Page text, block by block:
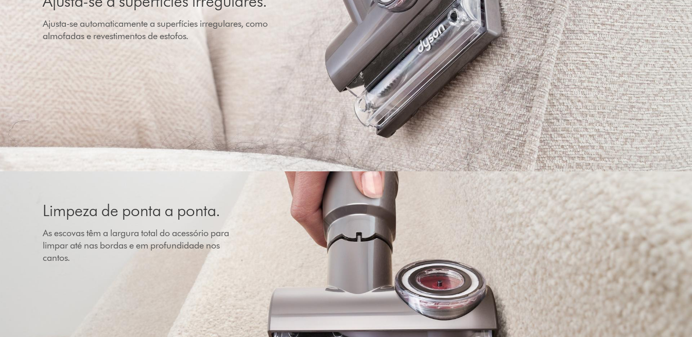
Ajusta-se automaticamente a superfícies irregulares, como
almofadas e revestimentos de estofos.
Limpeza de ponta a ponta.
As escovas têm a largura total do acessório para
limpar até nas bordas e em profundidade nos
cantos.